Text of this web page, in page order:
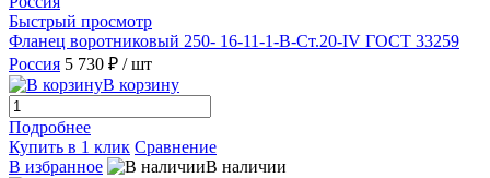
Быстрый просмотр
Фланец воротниковый 250- 16-11-1-В-Ст.20-IV ГОСТ 33259
Россия 5 730 ₽ / шт
В корзину
Подробнее
Купить в 1 клик Сравнение
В избранное
В наличии